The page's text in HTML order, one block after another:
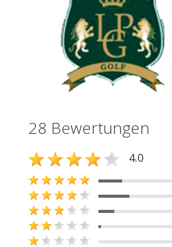
28 Bewertungen
4.0